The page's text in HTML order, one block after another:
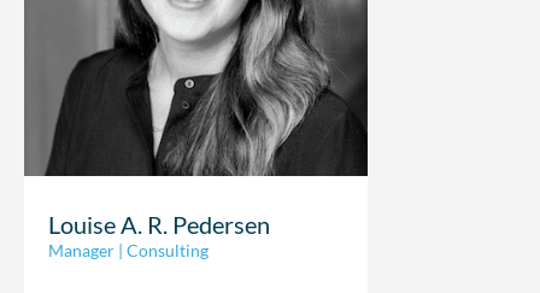
Louise A. R. Pedersen
Manager | Consulting